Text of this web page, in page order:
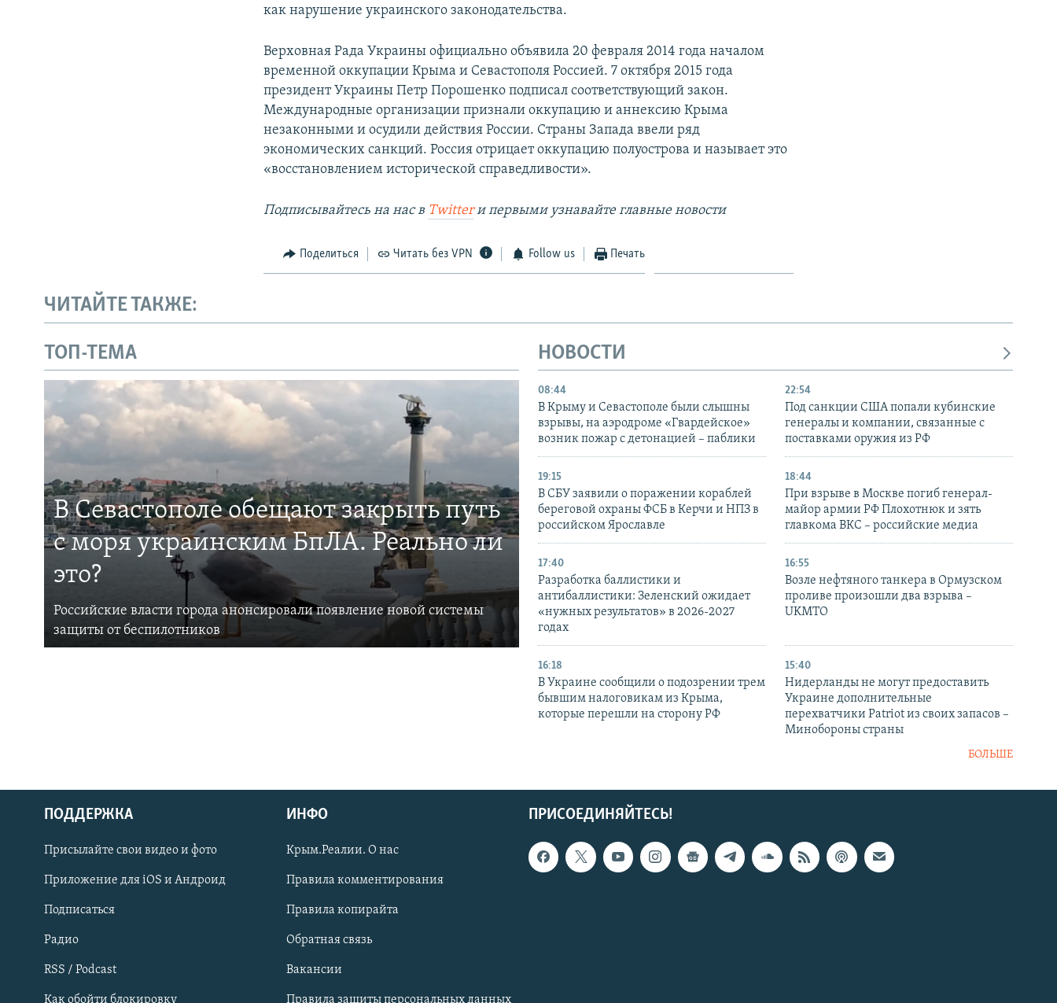
Українською
Qırımtatar
ПРИСОЕДИНЯЙТЕСЬ!
как нарушение украинского законодательства.
Верховная Рада Украины официально объявила 20 февраля 2014 года началом
временной оккупации Крыма и Севастополя Россией. 7 октября 2015 года
президент Украины Петр Порошенко подписал соответствующий закон.
Международные организации признали оккупацию и аннексию Крыма
незаконными и осудили действия России. Страны Запада ввели ряд
экономических санкций. Россия отрицает оккупацию полуострова и называет это
«восстановлением исторической справедливости».
Подписывайтесь на наc в Twitterи первыми узнавайте главные новости
Поделиться Читать без VPN Follow us Печать
ЧИТАЙТЕ ТАКЖЕ:
ТОП-ТЕМА
В Севастополе обещают закрыть путь
с моря украинским БпЛА. Реально ли
это?
Российские власти города анонсировали появление новой системы
защиты от беспилотников
НОВОСТИ
08:44
В Крыму и Севастополе были слышны
взрывы, на аэродроме «Гвардейское»
возник пожар с детонацией – паблики
22:54
Под санкции США попали кубинские
генералы и компании, связанные с
поставками оружия из РФ
19:15
В СБУ заявили о поражении кораблей
береговой охраны ФСБ в Керчи и НПЗ в
российском Ярославле
18:44
При взрыве в Москве погиб генерал-
майор армии РФ Плохотнюк и зять
главкома ВКС – российские медиа
17:40
Разработка баллистики и
антибаллистики: Зеленский ожидает
«нужных результатов» в 2026-2027
годах
16:55
Возле нефтяного танкера в Ормузском
проливе произошли два взрыва –
UKMTO
16:18
В Украине сообщили о подозрении трем
бывшим налоговикам из Крыма,
которые перешли на сторону РФ
15:40
Нидерланды не могут предоставить
Украине дополнительные
перехватчики Patriot из своих запасов –
Минобороны страны
БОЛЬШЕ
ПРИСОЕДИНЯЙТЕСЬ!
ПОДДЕРЖКА
Присылайте свои видео и фото
Приложение для iOS и Андроид
Подписаться
Радио
RSS / Podcast
Как обойти блокировку
ИНФО
Крым.Реалии. О нас
Правила комментирования
Правила копирайта
Обратная связь
Вакансии
Правила защиты персональных данных